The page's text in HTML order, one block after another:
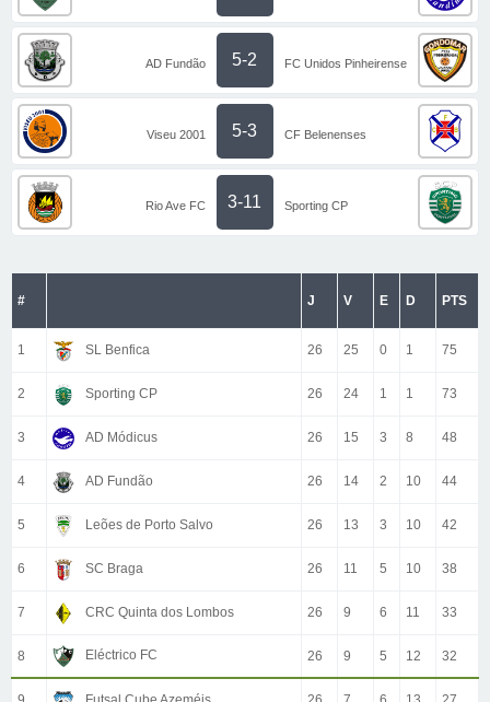
AD Fundão 5-2 FC Unidos Pinheirense
Viseu 2001 5-3 CF Belenenses
Rio Ave FC 3-11 Sporting CP
# J V E D PTS
1 SL Benfica 26 25 0 1 75
2 Sporting CP 26 24 1 1 73
3 AD Módicus 26 15 3 8 48
4 AD Fundão 26 14 2 10 44
5 Leões de Porto Salvo 26 13 3 10 42
6 SC Braga 26 11 5 10 38
7 CRC Quinta dos Lombos 26 9 6 11 33
8 Eléctrico FC 26 9 5 12 32